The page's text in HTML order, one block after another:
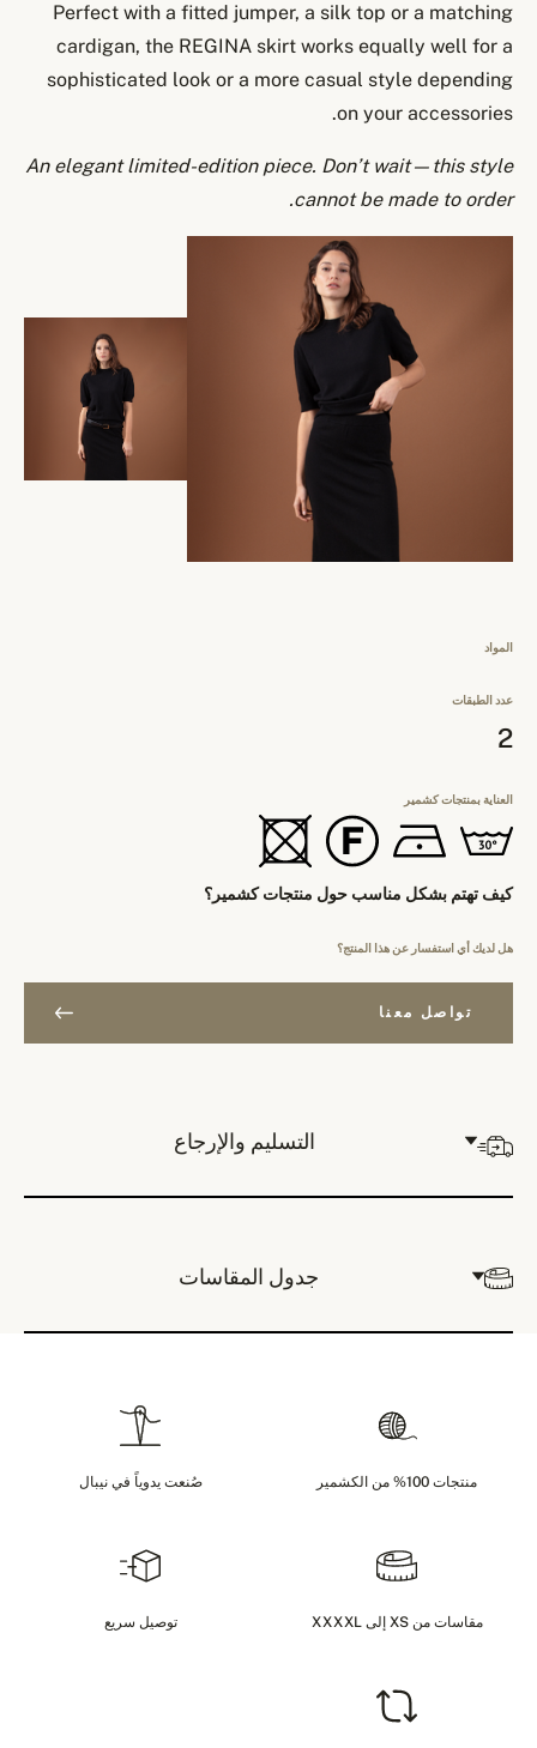
Perfect with a fitted jumper, a silk top or a matching
cardigan, the REGINA skirt works equally well for a
sophisticated look or a more casual style depending
on your accessories.
An elegant limited-edition piece. Don’t wait—this style
cannot be made to order.
المواد
عدد الطبقات
2
العناية بمنتجات كشمير
كيف تهتم بشكل مناسب حول منتجات كشمير؟
هل لديك أي استفسار عن هذا المنتج؟
تواصل معنا
التسليم والإرجاع
جدول المقاسات
منتجات 100% من الكشمير صُنعت يدوياً في نيبال
مقاسات من XS إلى XXXXL توصيل سريع